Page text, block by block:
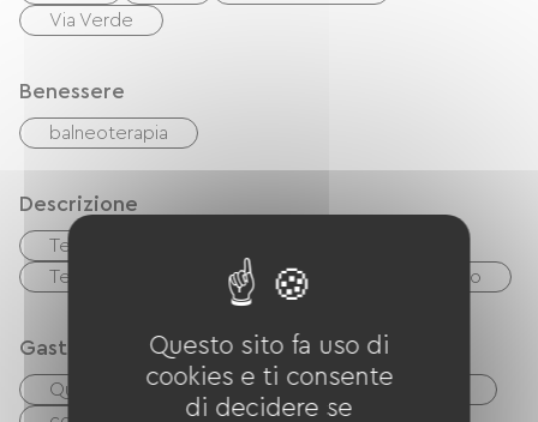
Via Verde
Benessere
balneoterapia
Descrizione
Terrazzo
Terreno privato recintato
Soggiorno/salotto
Gastronomia
Quattro Réfrigérateur
Lave-vaisselle
Questo sito fa uso di
cookies e ti consente
di decidere se